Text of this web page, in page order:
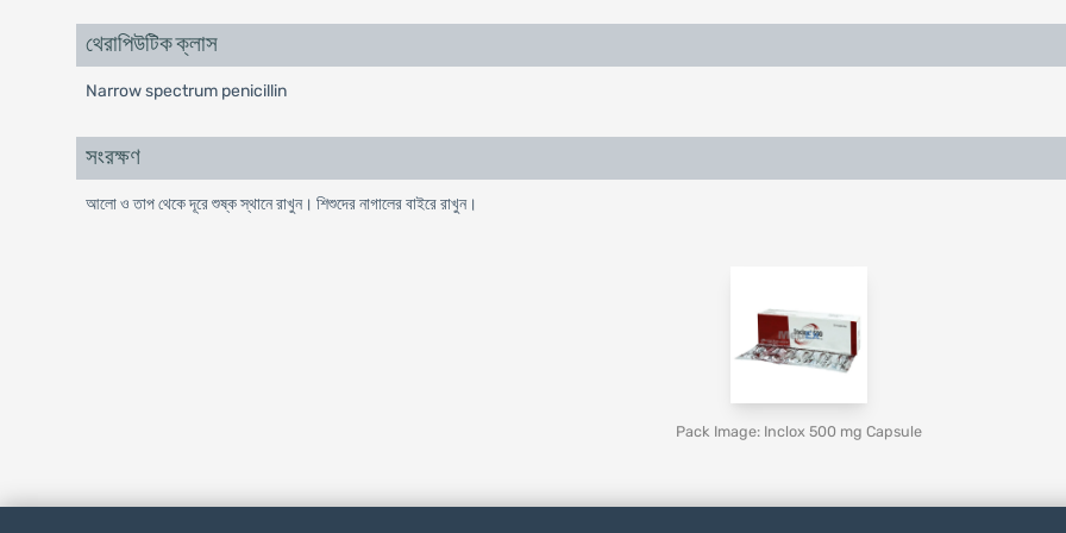
থেরাপিউটিক ক্লাস
Narrow spectrum penicillin
সংরক্ষণ
আলো ও তাপ থেকে দূরে শুষ্ক স্থানে রাখুন। শিশুদের নাগালের বাইরে রাখুন।
Pack Image: Inclox 500 mg Capsule